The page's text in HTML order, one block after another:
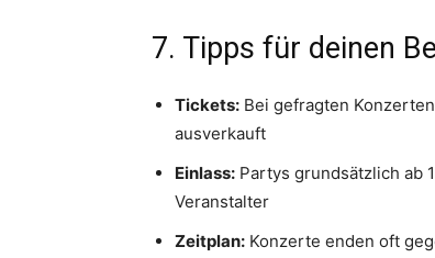
7. Tipps für deinen
Tickets: Bei gefragten
ausverkauft
Einlass: Partys grundsätzlich ab
Veranstalter
Zeitplan: Konzerte enden oft